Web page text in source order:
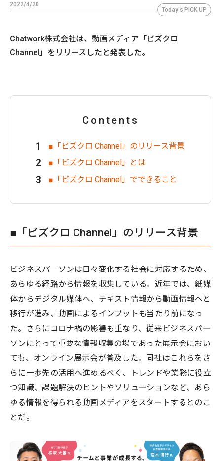
2022/4/20
Today's PICK UP
Chatwork株式会社は、動画メディア「ビズクロ
Channel」をリリースしたと発表した。
Contents
■「ビズクロ Channel」のリリース背景
■「ビズクロ Channel」とは
■「ビズクロ Channel」でできること
■「ビズクロ Channel」のリリース背景
ビジネスパーソンは日々変化する社会に対応するため、
あらゆる経路から情報を収集している。近年では、紙媒
体からデジタル媒体へ、テキスト情報から動画情報へと
移行が進み、動画によるインプットも当たり前になっ
た。さらにコロナ禍の影響も重なり、従来ビジネスパー
ソンにとって重要な情報収集の場であった展示会におい
ても、オンライン展示会が普及した。同社はこれらをさ
らに一歩先の活用へ進めるべく、トレンドや業務に役立
つ知識、課題解決のヒントやソリューションなど、あら
ゆる情報を得られる動画メディアをスタートするとのこ
とだ。